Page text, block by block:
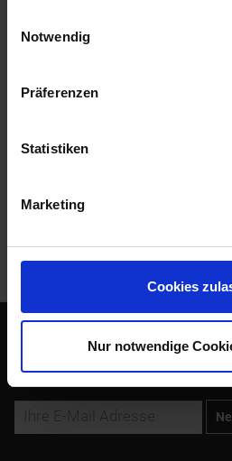
Cookies, wenn Sie unsere
Notwendig
Präferenzen
Statistiken
Marketing
Cookies
Nur notwendige
Neuauflage der klassischen
Bewertungen
Kunden haben sich ebenfalls
Abonnieren Sie den kostenlosen
Sie keine Neuigkeit oder Aktion